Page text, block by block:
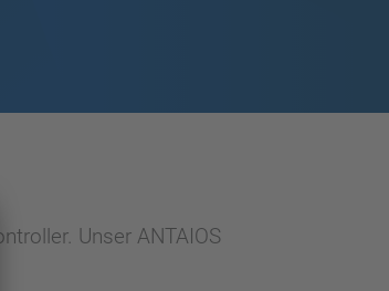
Unser ANTAIOS